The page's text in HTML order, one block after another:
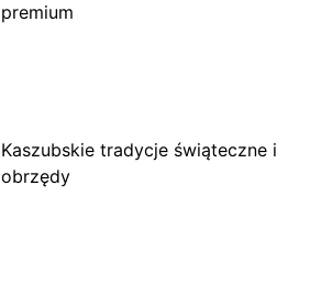
premium
Kaszubskie tradycje świąteczne i
obrzędy